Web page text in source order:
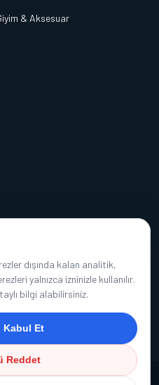
& Aksesuar
dışında kalan analitik,
yalnızca izninizle kullanılır.
bilgi alabilirsiniz.
Kabul Et
Reddet